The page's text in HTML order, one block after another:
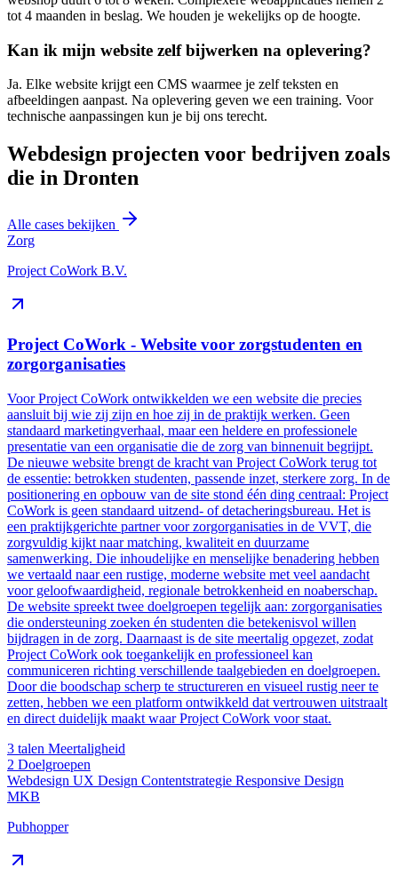
tot 4 maanden in beslag. We houden je wekelijks op de hoogte.
Kan ik mijn website zelf bijwerken na oplevering?
Ja. Elke website krijgt een CMS waarmee je zelf teksten en
afbeeldingen aanpast. Na oplevering geven we een training. Voor
technische aanpassingen kun je bij ons terecht.
Webdesign projecten voor bedrijven zoals
die in Dronten
Alle cases bekijken
Zorg
Project CoWork B.V.
Project CoWork - Website voor zorgstudenten en
zorgorganisaties
Voor Project CoWork ontwikkelden we een website die precies
aansluit bij wie zij zijn en hoe zij in de praktijk werken. Geen
standaard marketingverhaal, maar een heldere en professionele
presentatie van een organisatie die de zorg van binnenuit begrijpt.
De nieuwe website brengt de kracht van Project CoWork terug tot
de essentie: betrokken studenten, passende inzet, sterkere zorg. In de
positionering en opbouw van de site stond één ding centraal: Project
CoWork is geen standaard uitzend- of detacheringsbureau. Het is
een praktijkgerichte partner voor zorgorganisaties in de VVT, die
zorgvuldig kijkt naar matching, kwaliteit en duurzame
samenwerking. Die inhoudelijke en menselijke benadering hebben
we vertaald naar een rustige, moderne website met veel aandacht
voor geloofwaardigheid, regionale betrokkenheid en noaberschap.
De website spreekt twee doelgroepen tegelijk aan: zorgorganisaties
die ondersteuning zoeken én studenten die betekenisvol willen
bijdragen in de zorg. Daarnaast is de site meertalig opgezet, zodat
Project CoWork ook toegankelijk en professioneel kan
communiceren richting verschillende taalgebieden en doelgroepen.
Door die boodschap scherp te structureren en visueel rustig neer te
zetten, hebben we een platform ontwikkeld dat vertrouwen uitstraalt
en direct duidelijk maakt waar Project CoWork voor staat.
3 talen Meertaligheid
2 Doelgroepen
Webdesign UX Design Contentstrategie Responsive Design
MKB
Pubhopper